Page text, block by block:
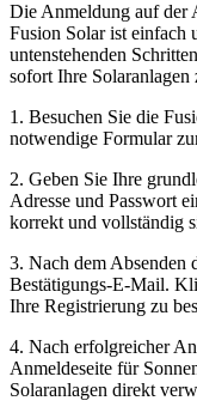
Die Anmeldung auf der
Fusion Solar ist einfach
untenstehenden
sofort Ihre Solaranlagen
1. Besuchen Sie die
notwendige Formular
2. Geben Sie Ihre
Adresse und Passwort
korrekt und vollständig
3. Nach dem Absenden
Bestätigungs-E-Mail.
Ihre Registrierung zu
4. Nach erfolgreicher
Anmeldeseite für
Solaranlagen direkt